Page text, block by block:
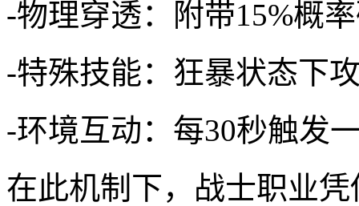
-物理穿透：附带15%概
-特殊技能：狂暴状态下
-环境互动：每30秒触发
在此机制下，战士职业